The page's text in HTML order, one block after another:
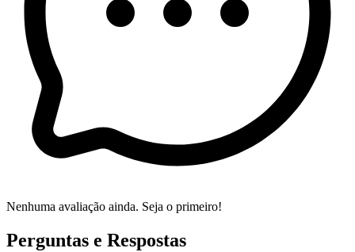
Nenhuma avaliação ainda. Seja o primeiro!
Perguntas e Respostas